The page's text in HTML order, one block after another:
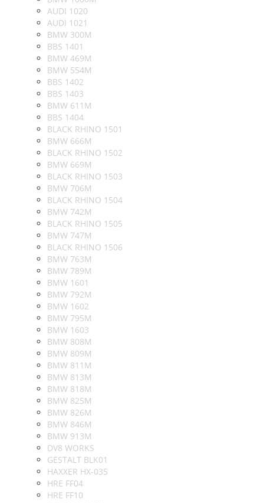
AUDI 1020
AUDI 1021
BMW 300M
BBS 1401
BMW 469M
BMW 554M
BBS 1402
BBS 1403
BMW 611M
BBS 1404
BLACK RHINO 1501
BMW 666M
BLACK RHINO 1502
BMW 669M
BLACK RHINO 1503
BMW 706M
BLACK RHINO 1504
BMW 742M
BLACK RHINO 1505
BMW 747M
BLACK RHINO 1506
BMW 763M
BMW 789M
BMW 1601
BMW 792M
BMW 1602
BMW 795M
BMW 1603
BMW 808M
BMW 809M
BMW 811M
BMW 813M
BMW 818M
BMW 825M
BMW 826M
BMW 846M
BMW 913M
DV8 WORKS
GESTALT BLK01
HAXXER HX-035
HRE FF04
HRE FF10